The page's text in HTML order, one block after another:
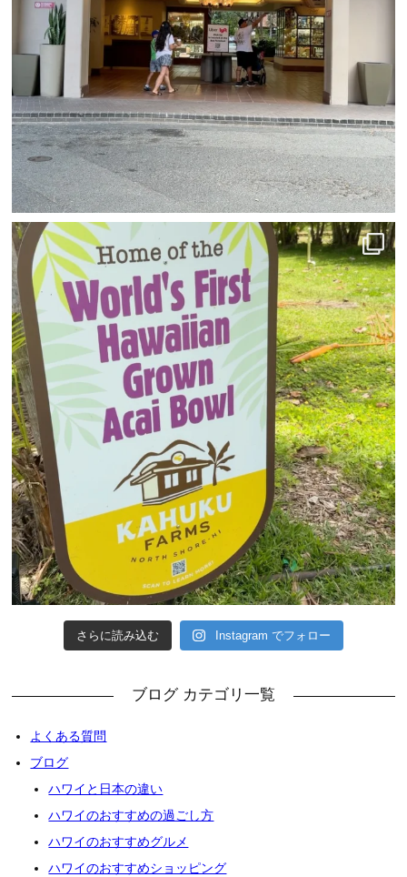
さらに読み込む Instagram でフォロー
ブログ カテゴリ一覧
よくある質問
ブログ
ハワイと日本の違い
ハワイのおすすめの過ごし方
ハワイのおすすめグルメ
ハワイのおすすめショッピング